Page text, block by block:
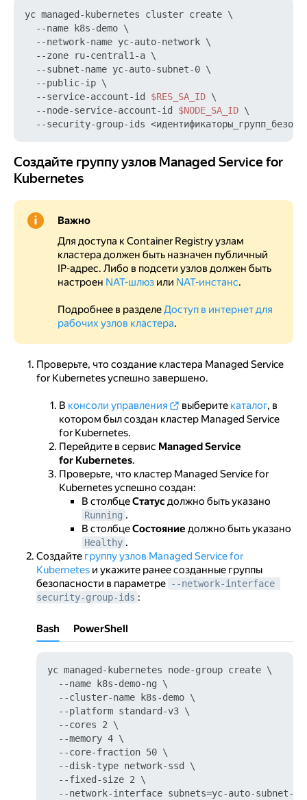
yc managed-kubernetes cluster create \
  --name k8s-demo \
  --network-name yc-auto-network \
  --zone ru-central1-a \
  --subnet-name yc-auto-subnet-0 \
  --public-ip \
  --service-account-id
$RES_SA_ID \
  --node-service-account-id
$NODE_SA_ID \
Создайте группу узлов Managed Service for
Создайте группу узлов Managed Service for
Kubernetes
Важно
Для доступа к Container Registry узлам
кластера должен быть назначен публичный
IP-адрес. Либо в подсети узлов должен быть
настроен NAT-шлюз или NAT-инстанс.
Подробнее в разделеДоступ в интернет для
рабочих узлов кластера.
Проверьте, что создание кластера Managed Service
for Kubernetes успешно завершено.
В консоли управления выберите каталог, в
котором был создан кластер Managed Service
for Kubernetes.
Перейдите в сервис Managed Service
for Kubernetes.
Проверьте, что кластер Managed Service for
Kubernetes успешно создан:
В столбцеСтатусдолжно быть указано
Running .
В столбцеСостояние должно быть указано
Healthy .
Создайте группу узлов Managed Service for
Kubernetes и укажите ранее созданные группы
безопасности в параметре --network-interface
security-group-ids :
Bash PowerShell
yc managed-kubernetes node-group create \
  --name k8s-demo-ng \
  --cluster-name k8s-demo \
  --platform standard-v3 \
  --cores 2 \
  --memory 4 \
  --core-fraction 50 \
  --disk-type network-ssd \
  --fixed-size 2 \
--network-interface subnets=yc-auto-subnet-